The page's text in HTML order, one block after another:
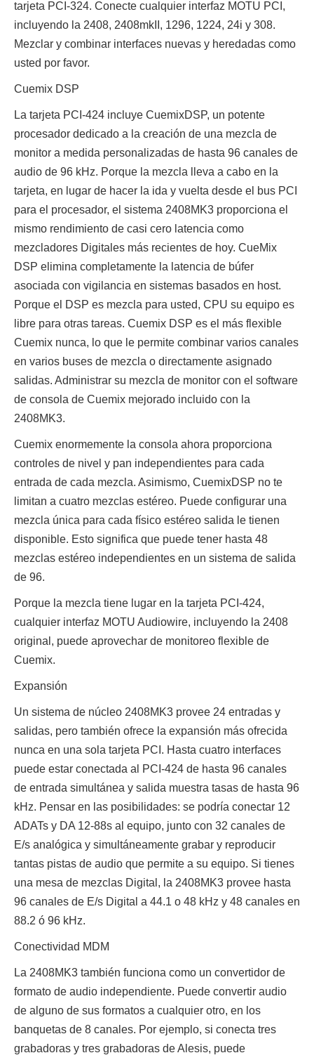
tarjeta PCI-324. Conecte cualquier interfaz MOTU PCI,
incluyendo la 2408, 2408mkII, 1296, 1224, 24i y 308.
Mezclar y combinar interfaces nuevas y heredadas como
usted por favor.
Cuemix DSP
La tarjeta PCI-424 incluye CuemixDSP, un potente
procesador dedicado a la creación de una mezcla de
monitor a medida personalizadas de hasta 96 canales de
audio de 96 kHz. Porque la mezcla lleva a cabo en la
tarjeta, en lugar de hacer la ida y vuelta desde el bus PCI
para el procesador, el sistema 2408MK3 proporciona el
mismo rendimiento de casi cero latencia como
mezcladores Digitales más recientes de hoy. CueMix
DSP elimina completamente la latencia de búfer
asociada con vigilancia en sistemas basados en host.
Porque el DSP es mezcla para usted, CPU su equipo es
libre para otras tareas. Cuemix DSP es el más flexible
Cuemix nunca, lo que le permite combinar varios canales
en varios buses de mezcla o directamente asignado
salidas. Administrar su mezcla de monitor con el software
de consola de Cuemix mejorado incluido con la
2408MK3.
Cuemix enormemente la consola ahora proporciona
controles de nivel y pan independientes para cada
entrada de cada mezcla. Asimismo, CuemixDSP no te
limitan a cuatro mezclas estéreo. Puede configurar una
mezcla única para cada físico estéreo salida le tienen
disponible. Esto significa que puede tener hasta 48
mezclas estéreo independientes en un sistema de salida
de 96.
Porque la mezcla tiene lugar en la tarjeta PCI-424,
cualquier interfaz MOTU Audiowire, incluyendo la 2408
original, puede aprovechar de monitoreo flexible de
Cuemix.
Expansión
Un sistema de núcleo 2408MK3 provee 24 entradas y
salidas, pero también ofrece la expansión más ofrecida
nunca en una sola tarjeta PCI. Hasta cuatro interfaces
puede estar conectada al PCI-424 de hasta 96 canales
de entrada simultánea y salida muestra tasas de hasta 96
kHz. Pensar en las posibilidades: se podría conectar 12
ADATs y DA 12-88s al equipo, junto con 32 canales de
E/s analógica y simultáneamente grabar y reproducir
tantas pistas de audio que permite a su equipo. Si tienes
una mesa de mezclas Digital, la 2408MK3 provee hasta
96 canales de E/s Digital a 44.1 o 48 kHz y 48 canales en
88.2 ó 96 kHz.
Conectividad MDM
La 2408MK3 también funciona como un convertidor de
formato de audio independiente. Puede convertir audio
de alguno de sus formatos a cualquier otro, en los
banquetas de 8 canales. Por ejemplo, si conecta tres
grabadoras y tres grabadoras de Alesis, puede